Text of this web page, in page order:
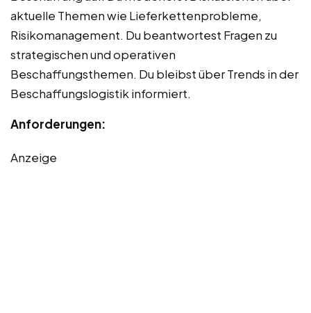
aktuelle Themen wie Lieferkettenprobleme,
Risikomanagement. Du beantwortest Fragen zu
strategischen und operativen
Beschaffungsthemen. Du bleibst über Trends in der
Beschaffungslogistik informiert.
Anforderungen:
Anzeige